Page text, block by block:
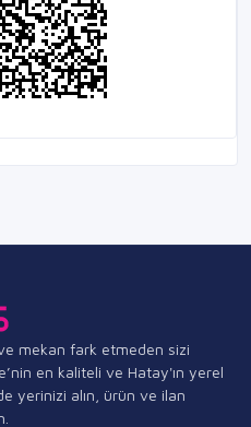
mekan fark etmeden sizi
en kaliteli ve Hatay'ın yerel
yerinizi alın, ürün ve ilan